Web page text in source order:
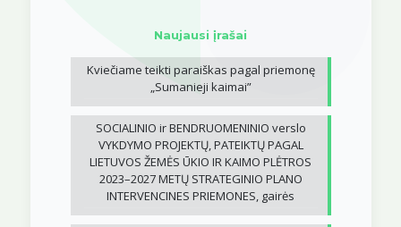
Naujausi įrašai
Kviečiame teikti paraiškas pagal priemonę
„Sumanieji kaimai”
SOCIALINIO ir BENDRUOMENINIO verslo
VYKDYMO PROJEKTŲ, PATEIKTŲ PAGAL
LIETUVOS ŽEMĖS ŪKIO IR KAIMO PLĖTROS
2023–2027 METŲ STRATEGINIO PLANO
INTERVENCINES PRIEMONES, gairės